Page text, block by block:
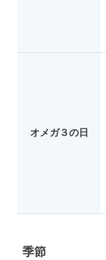
オメガ３の日
季節